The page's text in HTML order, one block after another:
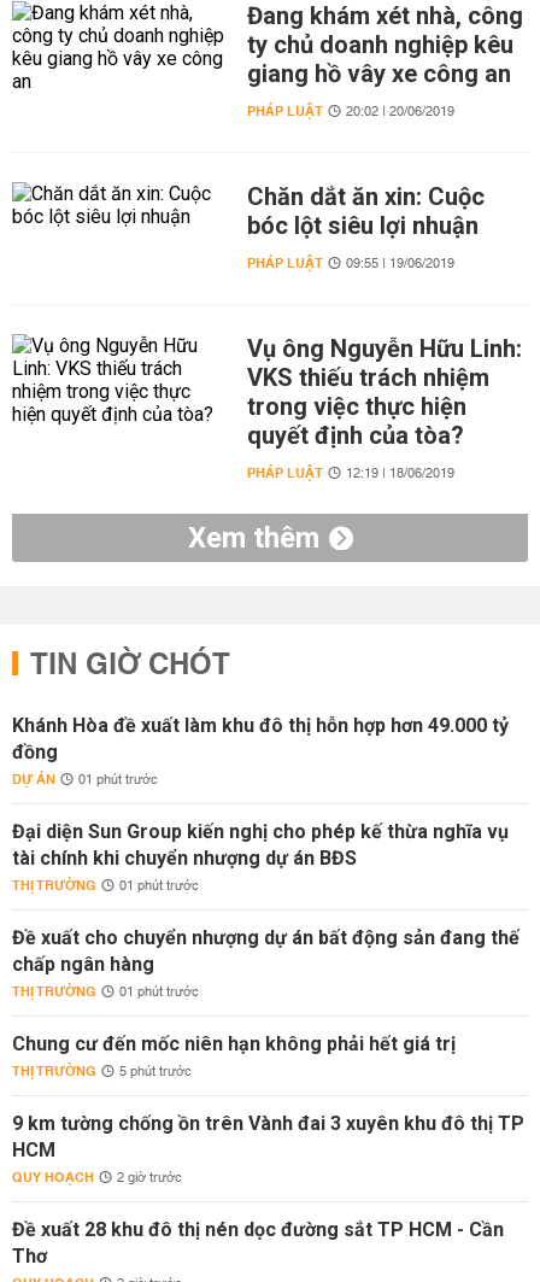
Đang khám xét nhà, công
ty chủ doanh nghiệp kêu
giang hồ vây xe công an
PHÁP LUẬT 20:02 | 20/06/2019
Chăn dắt ăn xin: Cuộc
bóc lột siêu lợi nhuận
PHÁP LUẬT 09:55 | 19/06/2019
Vụ ông Nguyễn Hữu Linh:
VKS thiếu trách nhiệm
trong việc thực hiện
quyết định của tòa?
PHÁP LUẬT 12:19 | 18/06/2019
Xem thêm
TIN GIỜ CHÓT
Khánh Hòa đề xuất làm khu đô thị hỗn hợp hơn 49.000 tỷ
đồng
DỰ ÁN 01 phút trước
Đại diện Sun Group kiến nghị cho phép kế thừa nghĩa vụ
tài chính khi chuyển nhượng dự án BĐS
THỊ TRƯỜNG 01 phút trước
Đề xuất cho chuyển nhượng dự án bất động sản đang thế
chấp ngân hàng
THỊ TRƯỜNG 01 phút trước
Chung cư đến mốc niên hạn không phải hết giá trị
THỊ TRƯỜNG 5 phút trước
9 km tường chống ồn trên Vành đai 3 xuyên khu đô thị TP
HCM
QUY HOẠCH 2 giờ trước
Đề xuất 28 khu đô thị nén dọc đường sắt TP HCM - Cần
Thơ